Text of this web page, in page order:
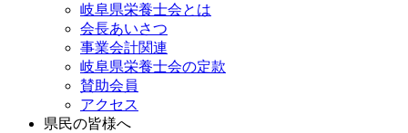
岐阜県栄養士会とは
会長あいさつ
事業会計関連
岐阜県栄養士会の定款
賛助会員
アクセス
県民の皆様へ